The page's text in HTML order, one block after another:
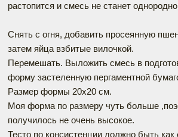
растопится и смесь не станет
Снять с огня, добавить просеянную
затем яйца взбитые вилочкой.
Перемешать. Выложить смесь в
форму застеленную пергаментной
Размер формы 20х20 см.
Моя форма по размеру чуть больше
получилось не очень высокое.
Тесто по консистенции должно быть как